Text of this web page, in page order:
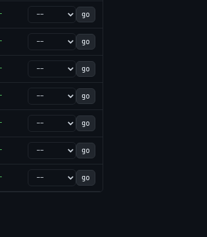
go
go
go
go
go
go
go